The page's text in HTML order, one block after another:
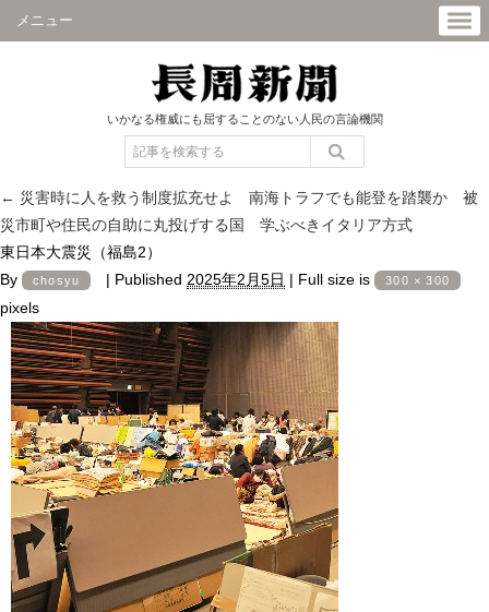
メニュー
いかなる権威にも屈することのない人民の言論機関
← 災害時に人を救う制度拡充せよ 南海トラフでも能登を踏襲か 被
災市町や住民の自助に丸投げする国 学ぶべきイタリア方式
東日本大震災（福島2）
By
chosyu | Published 2025年2月5日 | Full size is 300 × 300
pixels